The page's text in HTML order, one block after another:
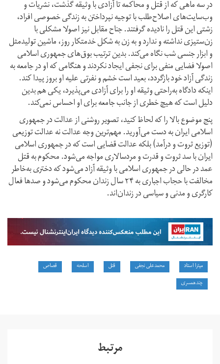
در سه ماهی که از قتل و محاکمه تا آزادی با وثیقه گذشت، نشریات و
وب‌سایت‌های اصلاح‌طلب با توجیه نپرداختن به زندگی خصوصی افراد،
زشتی این قتل را نادیده گرفتند. جناح مقابل نیز اصولا مشکلی با
زن‌ستیزی نداشته و ندارد و به زن به شکل خدمتکار روز، ماشین تولیدمثل
و ابزار جنسی شب نگاه می‌کند. بدین ترتیب بوق‌های جمهوری اسلامی
اصولا فضایی منفی برای نجفی ایجاد نکردند و هنگامی که او در جامعه به
زندگی آزاد خود بازگردد، بعید است خشم و نفرتی علیه او بروز پیدا کند.
اینکه دادگاه به‌راحتی وثیقه او را برای آزادی می‌پذیرد، یکی هم بدین
دلیل است که هیچ خطری از جانب جامعه برای او احساس نمی‌کند.
پنج موضوع بالا را که لحاظ کنید، تصویر روشنی از عدالت در جمهوری
اسلامی ایران به دست می‌آورید. مهم‌ترین وجه عدالت نه عدالت توزیعی
(توزیع ثروت و درآمد) بلکه عدالت قضایی است که در جمهوری اسلامی
ایران با سد ثروت و قدرت و مردسالاری مواجه می‌شود. محکوم به قتل
عمد در حالی در جمهوری اسلامی با وثیقه آزاد می‌شود که دختری به‌خاطر
مخالفت با حجاب اجباری به ۲۴ سال زندان محکوم می‌شود و صدها فعال
کارگری و مدنی و سیاسی در زندان‌اند.
میترا استاد محمدعلی نجفی قتل اسلحه
قصاص
چندهمسری
مرتبط